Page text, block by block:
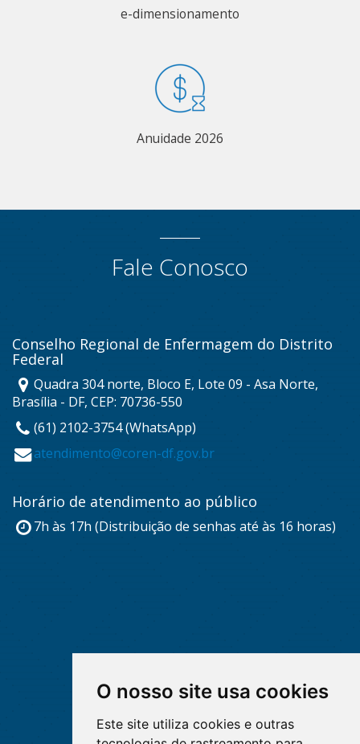
O nosso site usa cookies
Este site utiliza cookies e outras
e-dimensionamento
Anuidade 2026
Fale Conosco
Conselho Regional de Enfermagem do Distrito
Federal
Quadra 304 norte, Bloco E, Lote 09 - Asa Norte,
Brasília - DF, CEP: 70736-550
(61) 2102-3754 (WhatsApp)
atendimento@coren-df.gov.br
Horário de atendimento ao público
7h às 17h (Distribuição de senhas até às 16 horas)